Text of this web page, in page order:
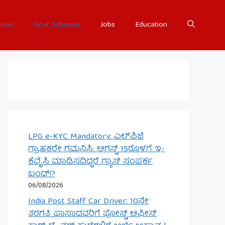
Govt Schemes Jobs Education
LPG e-KYC Mandatory: ಎಲ್‌ಪಿಜಿ
ಗ್ರಾಹಕರೇ ಗಮನಿಸಿ: ಆಗಸ್ಟ್ 15ರೊಳಗೆ ಇ-
ಕೆವೈಸಿ ಮಾಡಿಸದಿದ್ದರೆ ಗ್ಯಾಸ್ ಸಂಪರ್ಕ
ಬಂದ್!?
06/08/2026
India Post Staff Car Driver: 10ನೇ
ತರಗತಿ ಪಾಸಾದವರಿಗೆ ಪೋಸ್ಟ್ ಆಫೀಸ್